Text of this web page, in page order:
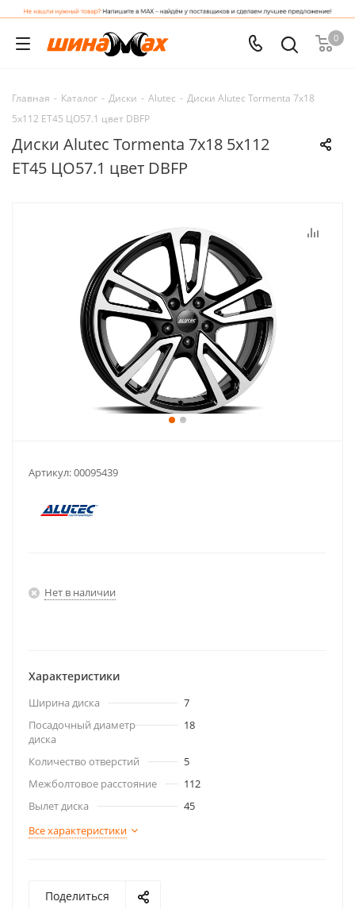
0
Главная - Каталог - Диски - Alutec - Диски Alutec Tormenta 7x18
5x112 ET45 ЦО57.1 цвет DBFP
Диски Alutec Tormenta 7x18 5x112
ET45 ЦО57.1 цвет DBFP
Артикул:00095439
Нет в наличии
Характеристики
Ширина диска
7
Посадочный диаметр
диска
18
Количество отверстий
5
Межболтовое расстояние
112
Вылет диска
45
Все характеристики
Поделиться